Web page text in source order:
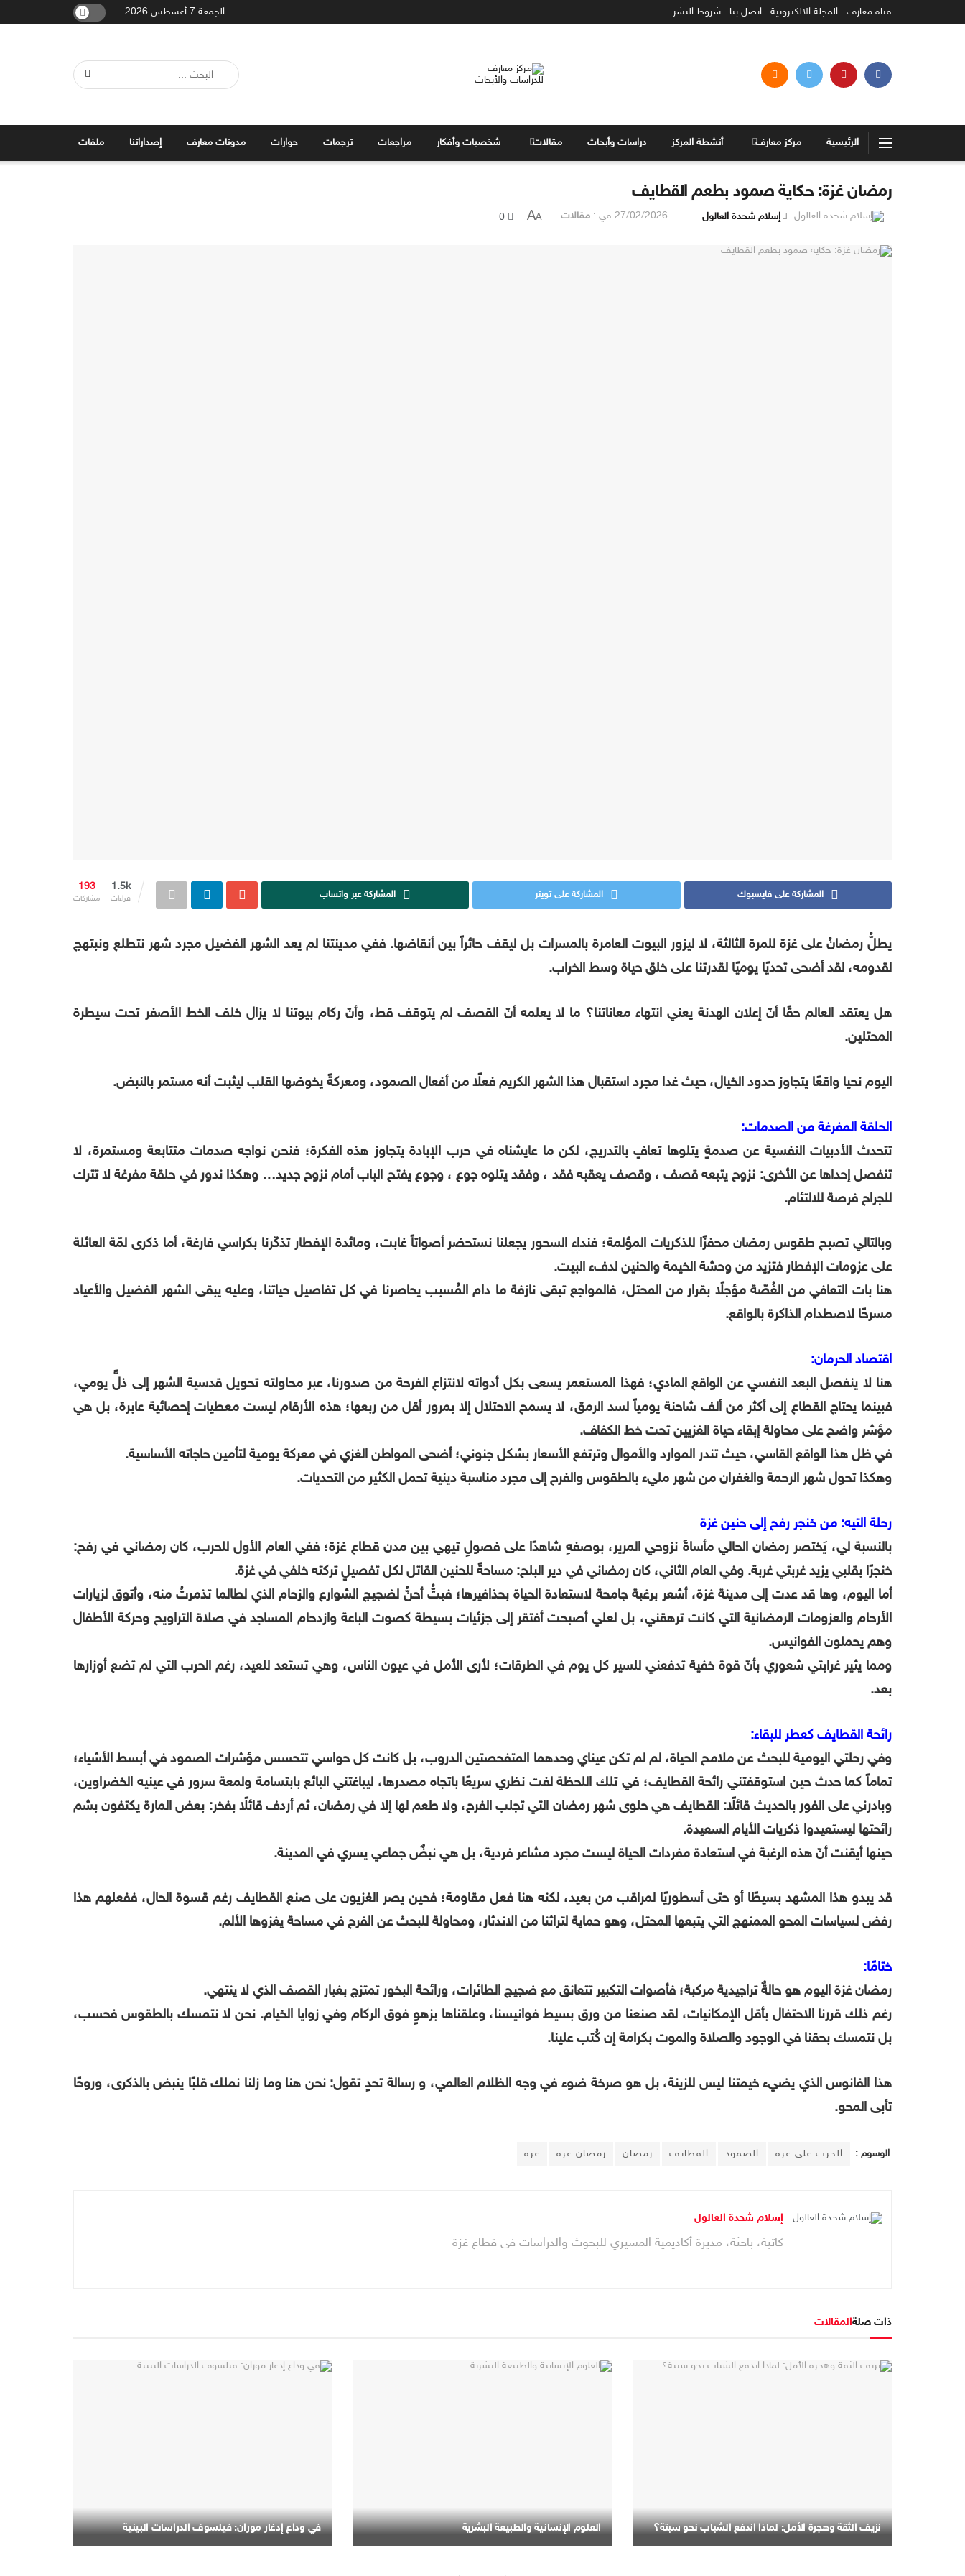
قناة معارف المجلة الالكترونية اتصل بنا شروط النشر الجمعة 7 أغسطس 2026
الرئيسية مركز معارف أنشطة المركز دراسات وأبحاث مقالات شخصيات وأفكار مراجعات ترجمات حوارات مدونات معارف إصداراتنا ملفات
رمضان غزة: حكاية صمود بطعم القطايف
لـ إسلام شحدة العالول 27/02/2026 في : مقالات A
A
193
مشاركات
1.5k
قراءات المشاركة على فايسبوك المشاركة على تويتر المشاركة عبر واتساب
يطلُّ رمضانُ على غزة للمرة الثالثة، لا ليزور البيوت العامرة بالمسرات بل ليقف حائراً بين أنقاضها. ففي مدينتنا لم يعد الشهر الفضيل مجرد شهر نتطلع ونبتهج
لقدومه، لقد أضحى تحديًا يوميًا لقدرتنا على خلق حياة وسط الخراب.
هل يعتقد العالم حقًا أنّ إعلان الهدنة يعني انتهاء معاناتنا؟ ما لا يعلمه أنّ القصف لم يتوقف قط، وأنّ ركام بيوتنا لا يزال خلف الخط الأصفر تحت سيطرة
المحتلين.
اليوم نحيا واقعًا يتجاوز حدود الخيال، حيث غدا مجرد استقبال هذا الشهر الكريم فعلًا من أفعال الصمود، ومعركةً يخوضها القلب ليثبت أنه مستمر بالنبض.
الحلقة المفرغة من الصدمات:
تتحدث الأدبيات النفسية عن صدمةٍ يتلوها تعافٍ بالتدريج، لكن ما عايشناه في حرب الإبادة يتجاوز هذه الفكرة؛ فنحن نواجه صدمات متتابعة ومستمرة، لا
تنفصل إحداها عن الأخرى: نزوح يتبعه قصف ، وقصف يعقبه فقد ، وفقد يتلوه جوع ، وجوع يفتح الباب أمام نزوح جديد… وهكذا ندور في حلقة مفرغة لا تترك
للجراح فرصة للالتئام.
وبالتالي تصبح طقوس رمضان محفزًا للذكريات المؤلمة؛ فنداء السحور يجعلنا نستحضر أصواتاً غابت، ومائدة الإفطار تذكّرنا بكراسي فارغة، أما ذكرى لمّة العائلة
على عزومات الإفطار فتزيد من وحشة الخيمة والحنين لدفء البيت.
هنا بات التعافي من الغُصّة مؤجلًا بقرار من المحتل، فالمواجع تبقى نازفة ما دام المُسبب يحاصرنا في كل تفاصيل حياتنا، وعليه يبقى الشهر الفضيل والأعياد
مسرحًا لاصطدام الذاكرة بالواقع.
اقتصاد الحرمان:
هنا لا ينفصل البعد النفسي عن الواقع المادي؛ فهذا المستعمر يسعى بكل أدواته لانتزاع الفرحة من صدورنا، عبر محاولته تحويل قدسية الشهر إلى ذلٍّ يومي،
فبينما يحتاج القطاع إلى أكثر من ألف شاحنة يومياً لسد الرمق، لا يسمح الاحتلال إلا بمرور أقل من ربعها؛ هذه الأرقام ليست معطيات إحصائية عابرة، بل هي
مؤشر واضح على محاولة إبقاء حياة الغزيين تحت خط الكفاف.
في ظل هذا الواقع القاسي، حيث تندر الموارد والأموال وترتفع الأسعار بشكل جنوني؛ أضحى المواطن الغزي في معركة يومية لتأمين حاجاته الأساسية.
وهكذا تحول شهر الرحمة والغفران من شهر مليء بالطقوس والفرح إلى مجرد مناسبة دينية تحمل الكثير من التحديات.
رحلة التيه: من خنجر رفح إلى حنين غزة
بالنسبة لي، يَختصر رمضان الحالي مأساةَ نزوحي المرير، بوصفهِ شاهدًا على فصولِ تيهي بين مدن قطاع غزة؛ ففي العام الأول للحرب، كان رمضاني في رفح:
خنجرًا بقلبي يزيد غربتي غربة. وفي العام الثاني، كان رمضاني في دير البلح: مساحةً للحنين القاتل لكل تفصيلٍ تركته خلفي في غزة.
أما اليوم، وها قد عدت إلى مدينة غزة، أشعر برغبة جامحة لاستعادة الحياة بحذافيرها؛ فبتُّ أحنُّ لضجيج الشوارع والزحام الذي لطالما تذمرتُ منه، وأتوق لزيارات
الأرحام والعزومات الرمضانية التي كانت ترهقني، بل لعلي أصبحت أفتقر إلى جزئيات بسيطة كصوت الباعة وازدحام المساجد في صلاة التراويح وحركة الأطفال
وهم يحملون الفوانيس.
ومما يثير غرابتي شعوري بأنّ قوة خفية تدفعني للسير كل يوم في الطرقات؛ لأرى الأمل في عيون الناس، وهي تستعد للعيد، رغم الحرب التي لم تضع أوزارها
بعد.
رائحة القطايف كعطر للبقاء:
وفي رحلتي اليومية للبحث عن ملامح الحياة، لم لم تكن عيناي وحدهما المتفحصتين الدروب، بل كانت كل حواسي تتحسس مؤشرات الصمود في أبسط الأشياء؛
تماماً كما حدث حين استوقفتني رائحة القطايف؛ في تلك اللحظة لفت نظري سريعًا باتجاه مصدرها، ليباغتني البائع بابتسامة ولمعة سرور في عينيه الخضراوين،
وبادرني على الفور بالحديث قائلًا: القطايف هي حلوى شهر رمضان التي تجلب الفرح، ولا طعم لها إلا في رمضان، ثم أردف قائلًا بفخر: بعض المارة يكتفون بشم
رائحتها ليستعيدوا ذكريات الأيام السعيدة.
حينها أيقنت أنّ هذه الرغبة في استعادة مفردات الحياة ليست مجرد مشاعر فردية، بل هي نبضٌ جماعي يسري في المدينة.
قد يبدو هذا المشهد بسيطًا أو حتى أسطوريًا لمراقب من بعيد، لكنه هنا فعل مقاومة؛ فحين يصر الغزيون على صنع القطايف رغم قسوة الحال، ففعلهم هذا
رفض لسياسات المحو الممنهج التي يتبعها المحتل، وهو حماية لتراثنا من الاندثار، ومحاولة للبحث عن الفرح في مساحة يغزوها الألم.
ختامًا:
رمضان غزة اليوم هو حالةٌ تراجيدية مركبة؛ فأصوات التكبير تتعانق مع ضجيج الطائرات، ورائحة البخور تمتزج بغبار القصف الذي لا ينتهي.
رغم ذلك قررنا الاحتفال بأقل الإمكانيات، لقد صنعنا من ورق بسيط فوانيسنا، وعلقناها بزهوٍ فوق الركام وفي زوايا الخيام. نحن لا نتمسك بالطقوس فحسب،
بل نتمسك بحقنا في الوجود والصلاة والموت بكرامة إن كُتب علينا.
هذا الفانوس الذي يضيء خيمتنا ليس للزينة، بل هو صرخة ضوء في وجه الظلام العالمي، و رسالة تحدٍ تقول: نحن هنا وما زلنا نملك قلبًا ينبض بالذكرى، وروحًا
تأبى المحو.
الوسوم : الحرب على غزة الصمود القطايف رمضان رمضان غزة غزة
إسلام شحدة العالول
كاتبة، باحثة، مديرة أكاديمية المسيري للبحوث والدراسات في قطاع غزة
ذات صلةالمقالات
نزيف الثقة وهجرة الأمل: لماذا اندفع الشباب نحو سبتة؟ العلوم الإنسانية والطبيعة البشرية في وداع إدغار موران: فيلسوف الدراسات البينية